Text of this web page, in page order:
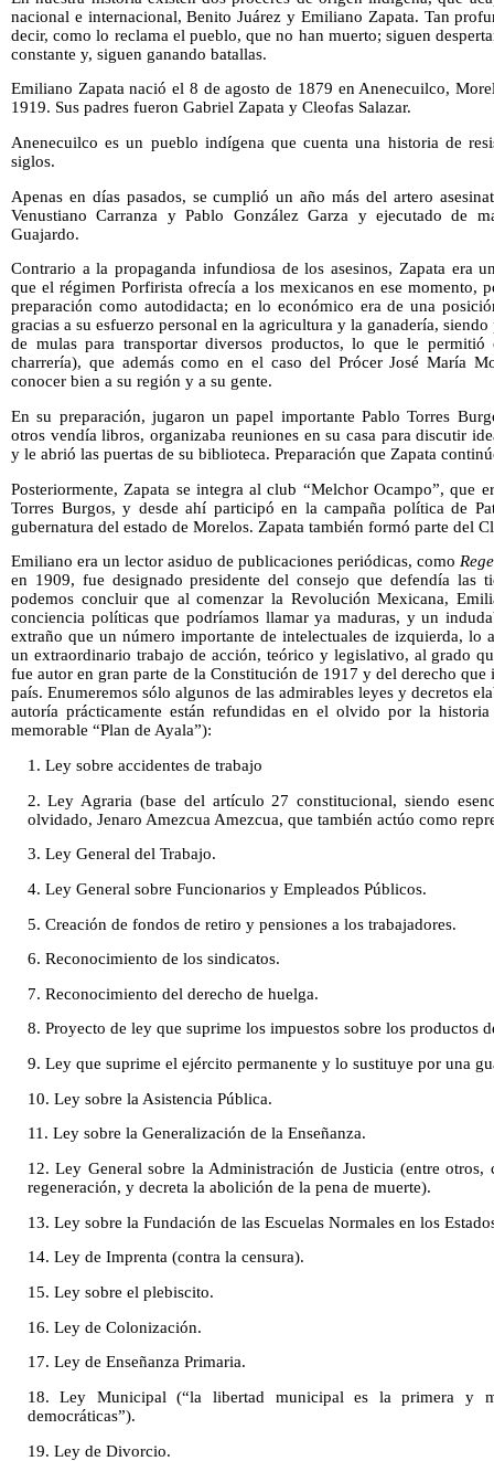
nacional e internacional, Benito Juárez y Emiliano Zapata. Tan
decir, como lo reclama el pueblo, que no han muerto; siguen
constante y, siguen ganando batallas.
Emiliano Zapata nació el 8 de agosto de 1879 en Anenecuilco,
1919. Sus padres fueron Gabriel Zapata y Cleofas Salazar.
Anenecuilco es un pueblo indígena que cuenta una historia de
siglos.
Apenas en días pasados, se cumplió un año más del artero
Venustiano Carranza y Pablo González Garza y ejecutado de
Guajardo.
Contrario a la propaganda infundiosa de los asesinos, Zapata era
que el régimen Porfirista ofrecía a los mexicanos en ese momento,
preparación como autodidacta; en lo económico era de una
gracias a su esfuerzo personal en la agricultura y la ganadería,
de mulas para transportar diversos productos, lo que le
charrería), que además como en el caso del Prócer José María
conocer bien a su región y a su gente.
En su preparación, jugaron un papel importante Pablo Torres
otros vendía libros, organizaba reuniones en su casa para discutir
y le abrió las puertas de su biblioteca. Preparación que Zapata
Posteriormente, Zapata se integra al club “Melchor Ocampo”, que
Torres Burgos, y desde ahí participó en la campaña política de
gubernatura del estado de Morelos. Zapata también formó parte del
Emiliano era un lector asiduo de publicaciones periódicas, como
en 1909, fue designado presidente del consejo que defendía las
podemos concluir que al comenzar la Revolución Mexicana,
conciencia políticas que podríamos llamar ya maduras, y un
extraño que un número importante de intelectuales de izquierda, lo
un extraordinario trabajo de acción, teórico y legislativo, al grado
fue autor en gran parte de la Constitución de 1917 y del derecho
país. Enumeremos sólo algunos de las admirables leyes y decretos
autoría prácticamente están refundidas en el olvido por la
memorable “Plan de Ayala”):
1. Ley sobre accidentes de trabajo
2. Ley Agraria (base del artículo 27 constitucional, siendo
olvidado, Jenaro Amezcua Amezcua, que también actúo como
3. Ley General del Trabajo.
4. Ley General sobre Funcionarios y Empleados Públicos.
5. Creación de fondos de retiro y pensiones a los trabajadores.
6. Reconocimiento de los sindicatos.
7. Reconocimiento del derecho de huelga.
8. Proyecto de ley que suprime los impuestos sobre los productos
9. Ley que suprime el ejército permanente y lo sustituye por una
10. Ley sobre la Asistencia Pública.
11. Ley sobre la Generalización de la Enseñanza.
12. Ley General sobre la Administración de Justicia (entre otros,
regeneración, y decreta la abolición de la pena de muerte).
13. Ley sobre la Fundación de las Escuelas Normales en los
14. Ley de Imprenta (contra la censura).
15. Ley sobre el plebiscito.
16. Ley de Colonización.
17. Ley de Enseñanza Primaria.
18. Ley Municipal (“la libertad municipal es la primera y
democráticas”).
19. Ley de Divorcio.